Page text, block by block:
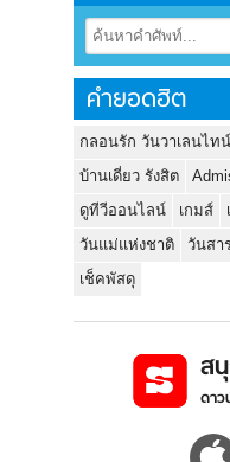
คำยอดฮิต
กลอนรัก วันวาเลนไทน์
บ้านเดี่ยว รังสิต
ดูทีวีออนไลน์
เกมส์
วันแม่แห่งชาติ
วันสา
เช็คพัสดุ
ส
ดาว